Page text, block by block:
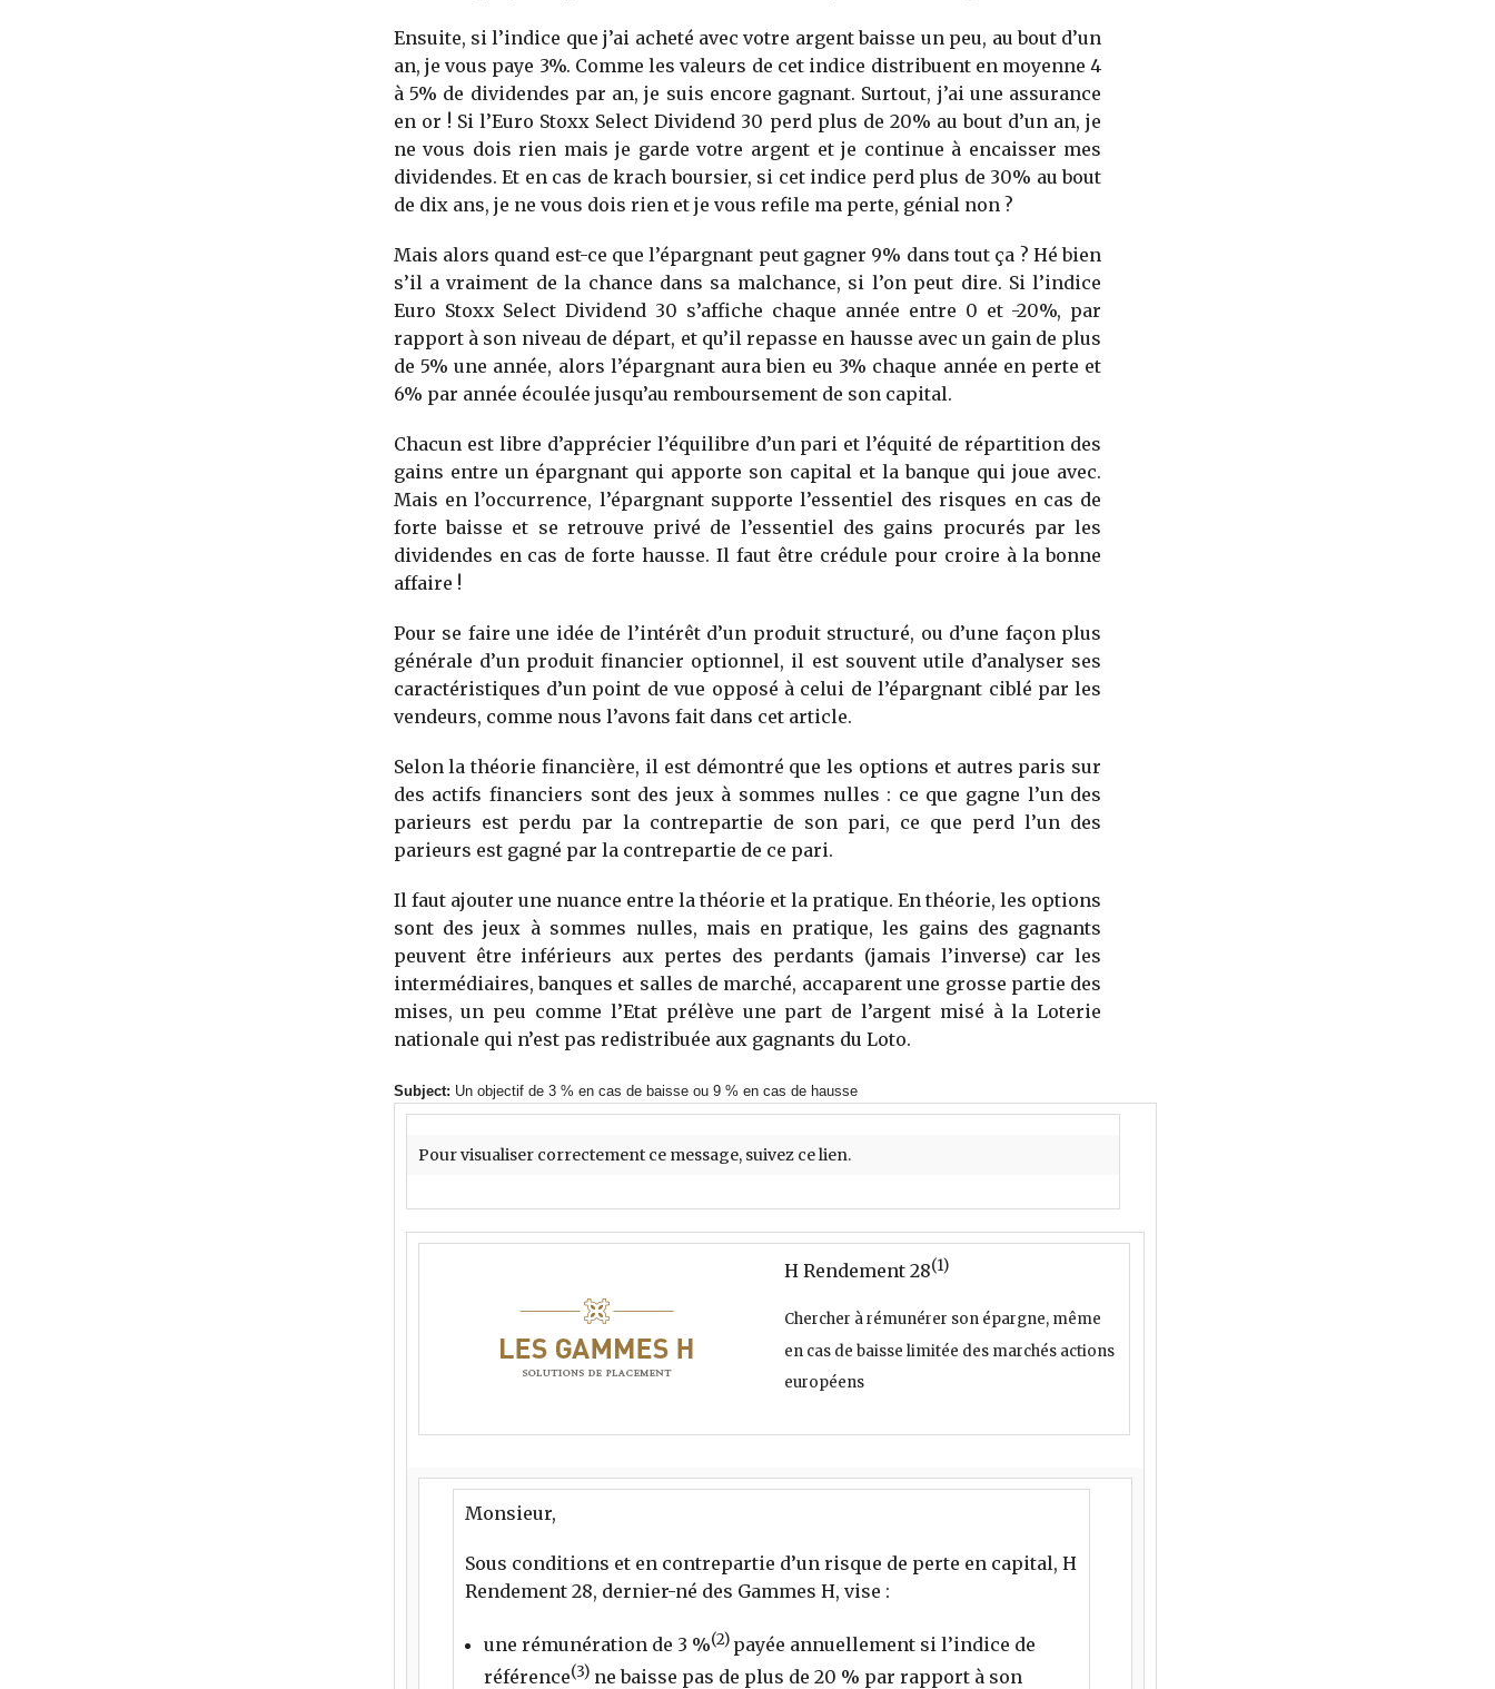
Ensuite, si l’indice que j’ai acheté avec votre argent baisse un peu, au bout d’un
an, je vous paye 3%. Comme les valeurs de cet indice distribuent en moyenne 4
à 5% de dividendes par an, je suis encore gagnant. Surtout, j’ai une assurance
en or ! Si l’Euro Stoxx Select Dividend 30 perd plus de 20% au bout d’un an, je
ne vous dois rien mais je garde votre argent et je continue à encaisser mes
dividendes. Et en cas de krach boursier, si cet indice perd plus de 30% au bout
de dix ans, je ne vous dois rien et je vous refile ma perte, génial non ?
Mais alors quand est-ce que l’épargnant peut gagner 9% dans tout ça ? Hé bien
s’il a vraiment de la chance dans sa malchance, si l’on peut dire. Si l’indice
Euro Stoxx Select Dividend 30 s’affiche chaque année entre 0 et -20%, par
rapport à son niveau de départ, et qu’il repasse en hausse avec un gain de plus
de 5% une année, alors l’épargnant aura bien eu 3% chaque année en perte et
6% par année écoulée jusqu’au remboursement de son capital.
Chacun est libre d’apprécier l’équilibre d’un pari et l’équité de répartition des
gains entre un épargnant qui apporte son capital et la banque qui joue avec.
Mais en l’occurrence, l’épargnant supporte l’essentiel des risques en cas de
forte baisse et se retrouve privé de l’essentiel des gains procurés par les
dividendes en cas de forte hausse. Il faut être crédule pour croire à la bonne
affaire !
Pour se faire une idée de l’intérêt d’un produit structuré, ou d’une façon plus
générale d’un produit financier optionnel, il est souvent utile d’analyser ses
caractéristiques d’un point de vue opposé à celui de l’épargnant ciblé par les
vendeurs, comme nous l’avons fait dans cet article.
Selon la théorie financière, il est démontré que les options et autres paris sur
des actifs financiers sont des jeux à sommes nulles : ce que gagne l’un des
parieurs est perdu par la contrepartie de son pari, ce que perd l’un des
parieurs est gagné par la contrepartie de ce pari.
Il faut ajouter une nuance entre la théorie et la pratique. En théorie, les options
sont des jeux à sommes nulles, mais en pratique, les gains des gagnants
peuvent être inférieurs aux pertes des perdants (jamais l’inverse) car les
intermédiaires, banques et salles de marché, accaparent une grosse partie des
mises, un peu comme l’Etat prélève une part de l’argent misé à la Loterie
nationale qui n’est pas redistribuée aux gagnants du Loto.
Subject: Un objectif de 3 % en cas de baisse ou 9 % en cas de hausse
Pour visualiser correctement ce message, suivez ce lien.
H Rendement 28(1)
Chercher à rémunérer son épargne, même
en cas de baisse limitée des marchés actions
européens
Monsieur,
Sous conditions et en contrepartie d’un risque de perte en capital, H
Rendement 28, dernier-né des Gammes H, vise :
une rémunération de 3 %(2) payée annuellement si l’indice de
référence(3) ne baisse pas de plus de 20 % par rapport à son